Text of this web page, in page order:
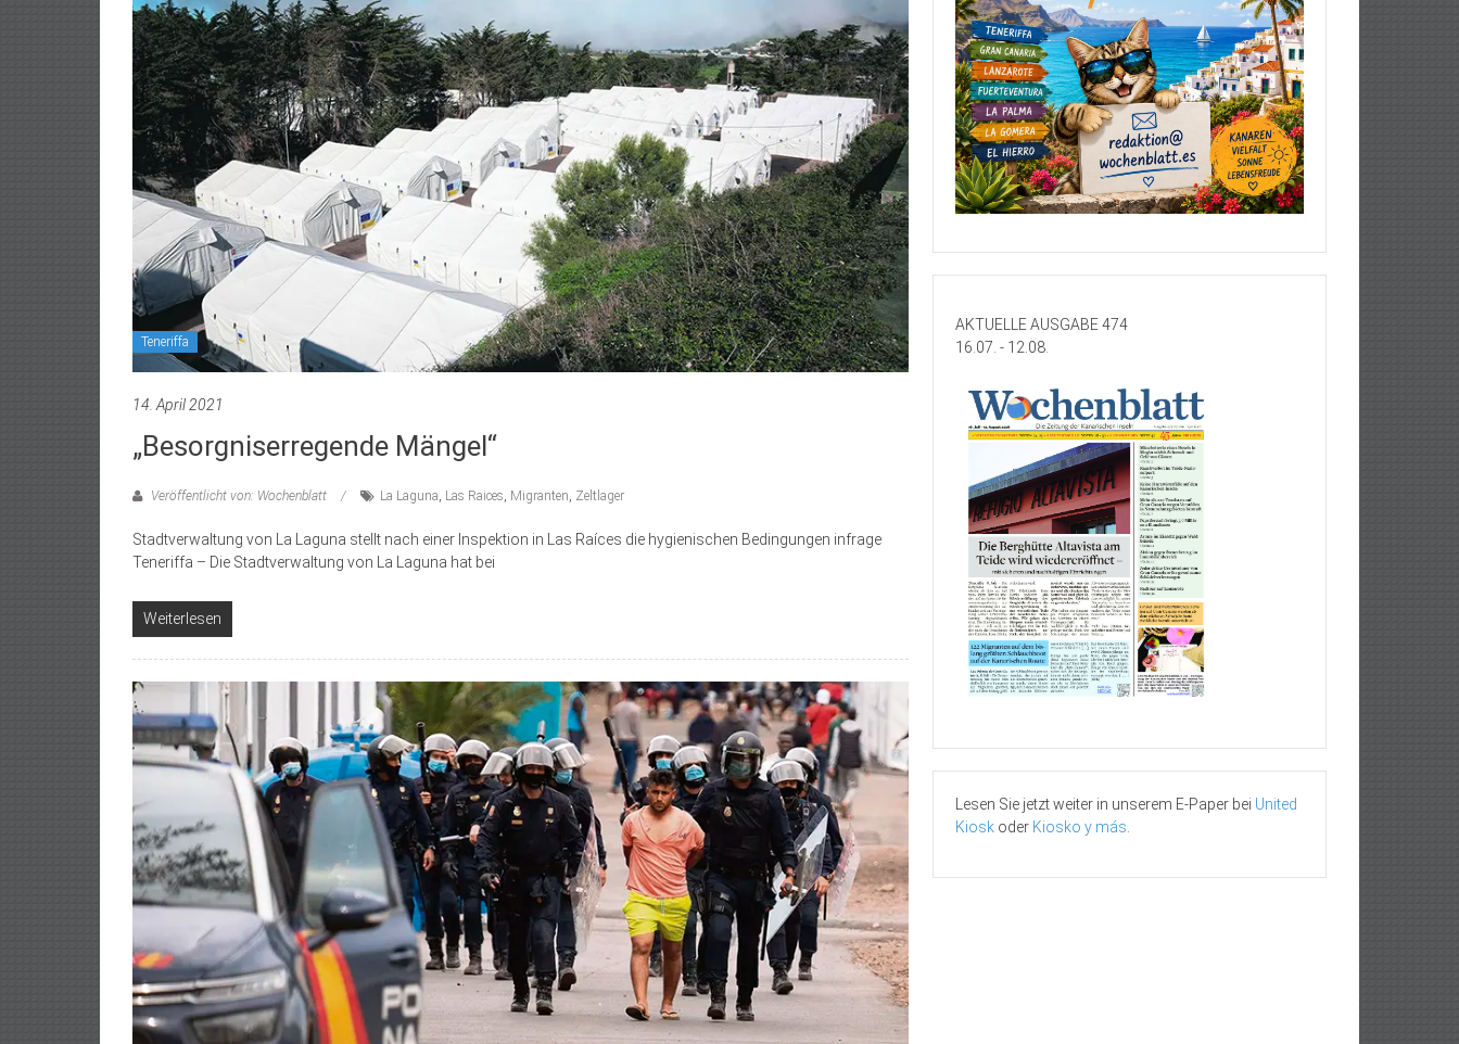
Teneriffa
14. April 2021
„Besorgniserregende Mängel“
Veröffentlicht von: Wochenblatt La Laguna Las Raices Migranten Zeltlager
Stadtverwaltung von La Laguna stellt nach einer Inspektion in Las Raíces die hygienischen Bedingungen infrage
Teneriffa – Die Stadtverwaltung von La Laguna hat bei
Weiterlesen
AKTUELLE AUSGABE 474
16.07. - 12.08.
Lesen Sie jetzt weiter in unserem E-Paper bei United
Kiosk oder Kiosko y más